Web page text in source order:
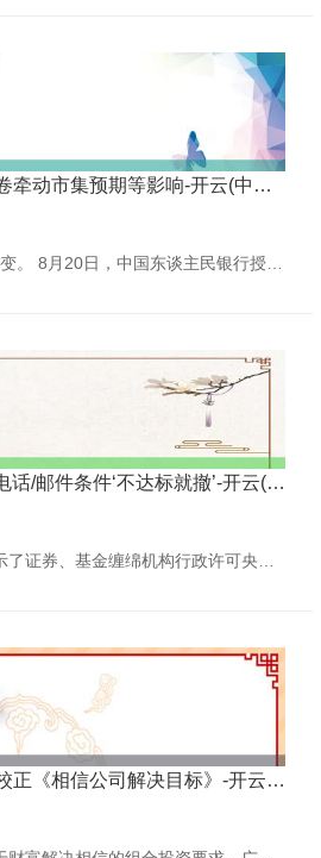
欧洲杯体育受反内卷牵动市集预期等影响-开云(中国)kaiyun体育网址-登录入口
开yun体育网“监管电话/邮件条件‘不达标就撤’-开云(中国)kaiyun体育网址-登录入口
欧洲杯体育本年将校正《相信公司解决目标》-开云(中国)kaiyun体育网址-登录入口